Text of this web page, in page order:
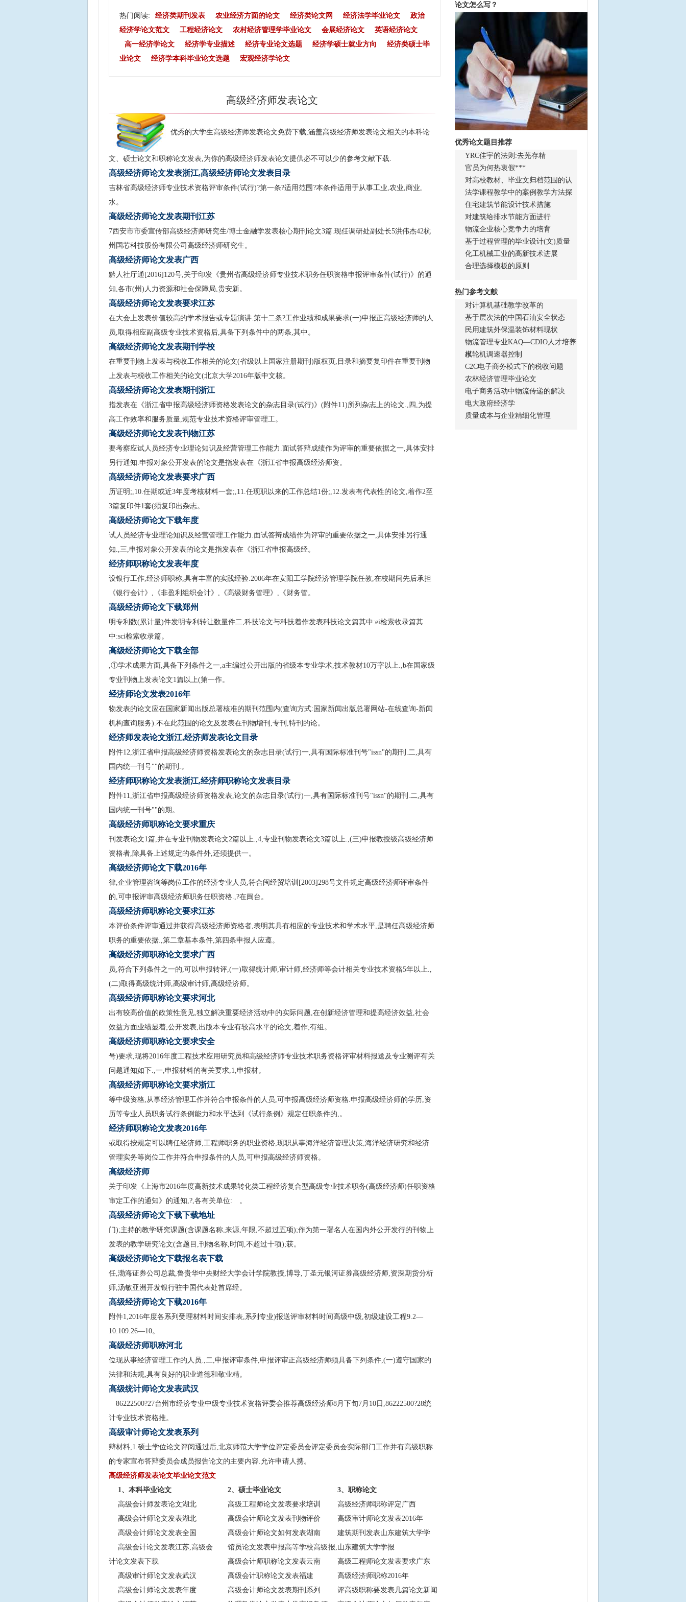
热门阅读: 经济类期刊发表 农业经济方面的论文 经济类论文网 经济法学毕业论文
政治
经济学论文范文
工程经济论文 农村经济管理学毕业论文 会展经济论文
英语经济论文
高一经济学论文
经济学专业描述 经济专业论文选题 经济学硕士就业方向
经济类硕士毕
业论文
经济学本科毕业论文选题 宏观经济学论文
高级经济师发表论文
优秀的大学生高级经济师发表论文免费下载,涵盖高级经济师发表论文相关的本科论
文、硕士论文和职称论文发表,为你的高级经济师发表论文提供必不可以少的参考文献下载.
高级经济师论文发表浙江,高级经济师论文发表目录
吉林省高级经济师专业技术资格评审条件(试行) ?第一条?适用范围 ?本条件适用于从事工业,农业,商业,
水。
高级经济师论文发表期刊江苏
7西安市市委宣传部高级经济师研究生/博士金融学发表核心期刊论文3篇.现任调研处副处长5洪伟杰42杭
州国芯科技股份有限公司高级经济师研究生。
高级经济师论文发表广西
黔人社厅通[2016]120号,关于印发《贵州省高级经济师专业技术职务任职资格申报评审条件(试行)》的通
知,各市(州)人力资源和社会保障局,贵安新。
高级经济师论文发表要求江苏
在大会上发表价值较高的学术报告或专题演讲. 第十二条?工作业绩和成果要求 (一)申报正高级经济师的人
员,取得相应副高级专业技术资格后,具备下列条件中的两条,其中。
高级经济师论文发表期刊学校
在重要刊物上发表与税收工作相关的论文(省级以上国家注册期刊)版权页,目录和摘要复印件在重要刊物
上发表与税收工作相关的论文(北京大学2016年版中文核。
高级经济师论文发表期刊浙江
指发表在《浙江省申报高级经济师资格发表论文的杂志目录(试行)》(附件11)所列杂志上的论文.,四,为提
高工作效率和服务质量,规范专业技术资格评审管理工。
高级经济师论文发表刊物江苏
要考察应试人员经济专业理论知识及经营管理工作能力.面试答辩成绩作为评审的重要依据之一,具体安排
另行通知.申报对象公开发表的论文是指发表在《浙江省申报高级经济师资。
高级经济师论文发表要求广西
历证明;,10.任期或近3年度考核材料一套;,11.任现职以来的工作总结1份;,12.发表有代表性的论文,着作2至
3篇复印件1套(须复印出杂志。
高级经济师论文下载年度
试人员经济专业理论知识及经营管理工作能力.面试答辩成绩作为评审的重要依据之一,具体安排另行通
知.,三,申报对象公开发表的论文是指发表在《浙江省申报高级经。
经济师职称论文发表年度
设银行工作,经济师职称,具有丰富的实践经验.2006年在安阳工学院经济管理学院任教,在校期间先后承担
《银行会计》,《非盈利组织会计》,《高级财务管理》,《财务管。
高级经济师论文下载郑州
明专利数(累计量)件发明专利转让数量件二,科技论文与科技着作发表科技论文篇其中:ei检索收录篇其
中:sci检索收录篇。
高级经济师论文下载全部
,①学术成果方面,具备下列条件之一,a主编过公开出版的省级本专业学术,技术教材10万字以上.,b在国家级
专业刊物上发表论文1篇以上(第一作。
经济师论文发表2016年
物发表的论文应在国家新闻出版总署核准的期刊范围内(查询方式:国家新闻出版总署网站-在线查询-新闻
机构查询服务).不在此范围的论文及发表在刊物增刊,专刊,特刊的论。
经济师发表论文浙江,经济师发表论文目录
附件12,浙江省申报高级经济师资格发表论文的杂志目录(试行)一,具有国际标准刊号"issn"的期刊.二,具有
国内统一刊号""的期刊.。
经济师职称论文发表浙江,经济师职称论文发表目录
附件11,浙江省申报高级经济师资格发表,论文的杂志目录(试行)一,具有国际标准刊号"issn"的期刊.二,具有
国内统一刊号""的期。
高级经济师职称论文要求重庆
刊发表论文1篇,并在专业刊物发表论文2篇以上.,4,专业刊物发表论文3篇以上.,(三)申报教授级高级经济师
资格者,除具备上述规定的条件外,还须提供一。
高级经济师论文下载2016年
律,企业管理咨询等岗位工作的经济专业人员,符合闽经贸培训[2003]298号文件规定高级经济师评审条件
的,可申报评审高级经济师职务任职资格.,?在闽台。
高级经济师职称论文要求江苏
本评价条件评审通过并获得高级经济师资格者,表明其具有相应的专业技术和学术水平,是聘任高级经济师
职务的重要依据.,第二章基本条件,第四条申报人应遵。
高级经济师职称论文要求广西
员,符合下列条件之一的,可以申报转评,(一)取得统计师,审计师,经济师等会计相关专业技术资格5年以上.,
(二)取得高级统计师,高级审计师,高级经济师。
高级经济师职称论文要求河北
出有较高价值的政策性意见,独立解决重要经济活动中的实际问题,在创新经济管理和提高经济效益,社会
效益方面业绩显着;公开发表,出版本专业有较高水平的论文,着作;有组。
高级经济师职称论文要求安全
号)要求,现将2016年度工程技术应用研究员和高级经济师专业技术职务资格评审材料报送及专业测评有关
问题通知如下.,一,申报材料的有关要求,1,申报材。
高级经济师职称论文要求浙江
等中级资格,从事经济管理工作并符合申报条件的人员,可申报高级经济师资格.申报高级经济师的学历,资
历等专业人员职务试行条例能力和水平达到《试行条例》规定任职条件的,。
经济师职称论文发表2016年
或取得按规定可以聘任经济师,工程师职务的职业资格,现职从事海洋经济管理决策,海洋经济研究和经济
管理实务等岗位工作并符合申报条件的人员,可申报高级经济师资格。
高级经济师
关于印发《上海市2016年度高新技术成果转化类工程经济复合型高级专业技术职务(高级经济师)任职资格
审定工作的通知》的通知,?,各有关单位: 。
高级经济师论文下载下载地址
门);主持的教学研究课题(含课题名称,来源,年限,不超过五项);作为第一署名人在国内外公开发行的刊物上
发表的教学研究论文(含题目,刊物名称,时间,不超过十项);获。
高级经济师论文下载报名表下载
任,渤海证券公司总裁,鲁贵华中央财经大学会计学院教授,博导,丁圣元银河证券高级经济师,资深期货分析
师,汤敏亚洲开发银行驻中国代表处首席经。
高级经济师论文下载2016年
附件1,2016年度各系列受理材料时间安排表,系列专业)报送评审材料时间高级中级,初级建设工程9.2—
10.109.26—10。
高级经济师职称河北
位现从事经济管理工作的人员.,二,申报评审条件,申报评审正高级经济师须具备下列条件,(一)遵守国家的
法律和法规,具有良好的职业道德和敬业精。
高级统计师论文发表武汉
86222500?27台州市经济专业中级专业技术资格评委会推荐高级经济师8月下旬7月10日,86222500?28统
计专业技术资格推。
高级审计师论文发表系列
辩材料,1.硕士学位论文评阅通过后,北京师范大学学位评定委员会评定委员会实际部门工作并有高级职称
的专家宣布答辩委员会成员报告论文的主要内容.允许申请人携。
高级经济师发表论文毕业论文范文
1、本科毕业论文
高级会计师发表论文湖北
高级会计师论文发表湖北
高级会计师论文发表全国
高级会计论文发表江苏,高级会
计论文发表下载
高级审计师论文发表武汉
高级会计师论文发表年度
2、硕士毕业论文
高级工程师论文发表要求培训
高级会计师论文发表刊物评价
高级会计师论文如何发表湖南
馆员论文发表申报高等学校高级
高级会计师职称论文发表云南
高级会计职称论文发表福建
高级会计师论文发表期刊系列
3、职称论文
高级经济师职称评定广西
高级审计师论文发表2016年
建筑期刊发表山东建筑大学学
报,山东建筑大学学报
高级工程师论文发表要求广东
高级经济师职称2016年
评高级职称要发表几篇论文新闻
论文怎么写？
优秀论文题目推荐
YRC佳宇的法则:去芜存精
官员为何热衷假***
对高校教材、毕业文归档范围的认
法学课程教学中的案例教学方法探
住宅建筑节能设计技术措施
对建筑给排水节能方面进行
物流企业核心竞争力的培育
基于过程管理的毕业设计(文)质量
化工机械工业的高新技术进展
合理选择模板的原则
热门参考文献
对计算机基础教学改革的
基于层次法的中国石油安全状态
民用建筑外保温装饰材料现状
物流管理专业KAQ—CDIO人才培养
模
水轮机调速器控制
C2C电子商务模式下的税收问题
农林经济管理毕业论文
电子商务活动中物流传递的解决
电大政府经济学
质量成本与企业精细化管理